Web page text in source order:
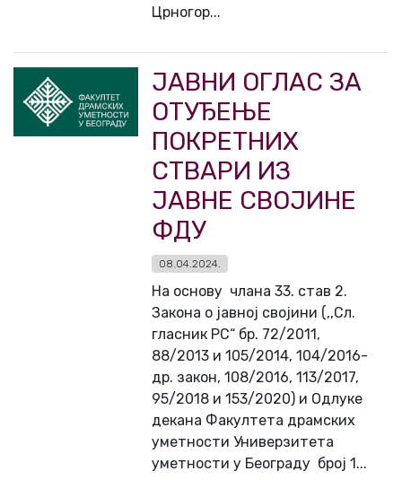
Црногор...
ЈАВНИ ОГЛАС ЗА
ОТУЂЕЊЕ
ПОКРЕТНИХ
СТВАРИ ИЗ
ЈАВНЕ СВОЈИНЕ
ФДУ
08.04.2024.
На основу члана 33. став 2.
Закона о јавној својини (,,Сл.
гласник РС“ бр. 72/2011,
88/2013 и 105/2014, 104/2016-
др. закон, 108/2016, 113/2017,
95/2018 и 153/2020) и Одлуке
декана Факултета драмских
уметности Универзитета
уметности у Београду број 1...